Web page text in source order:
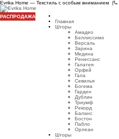
Evrika Home — Текстиль с особым вниманием |
Главная
Шторы
Амадео
Беллиссимо
Версаль
Зарина
Медина
Ренессанс
Галатея
Орфей
Гала
Севилья
Богема
Гарден
Дублин
Триумф
Рекорд
Баланс
Бостон
Пабло
Орлеан
Шторы
РАСПРОДАЖА